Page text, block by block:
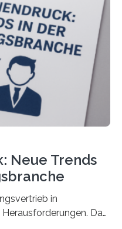
Neue Trends
in
Das